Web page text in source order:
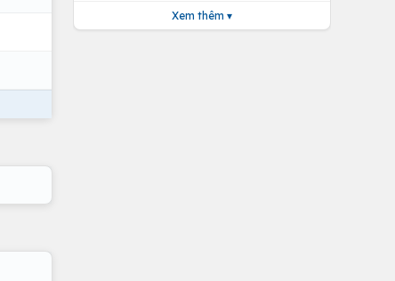
Xem thêm ▾